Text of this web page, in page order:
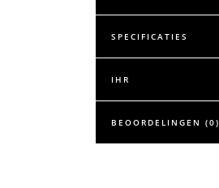
SPECIFICATIES
IHR
BEOORDELINGEN (0)